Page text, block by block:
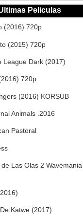
Peliculas
(2016) 720p
(2015) 720p
League Dark (2017)
720p
(2016) KORSUB
Animals .2016
Pastoral
de Las Olas 2 Wavemania
Katwe (2017)